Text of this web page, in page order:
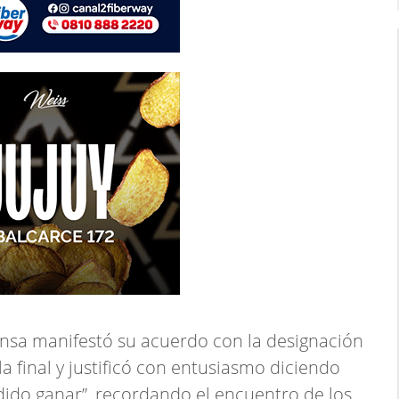
manifestó su acuerdo con la designación
final y justificó con entusiasmo diciendo
ganar”, recordando el encuentro de los